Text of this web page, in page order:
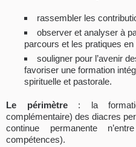
rassembler les
observer et analyser à
parcours et les pratiques en
souligner pour l’avenir
favoriser une formation
spirituelle et pastorale.
Le périmètre : la
complémentaire) des diacres
continue permanente
compétences).